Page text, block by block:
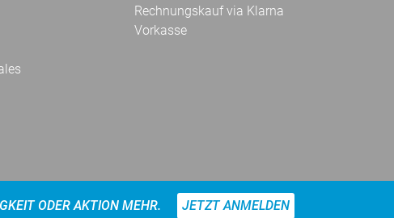
Rechnungskauf via Klarna
Vorkasse
ODER AKTION MEHR. JETZT ANMELDEN